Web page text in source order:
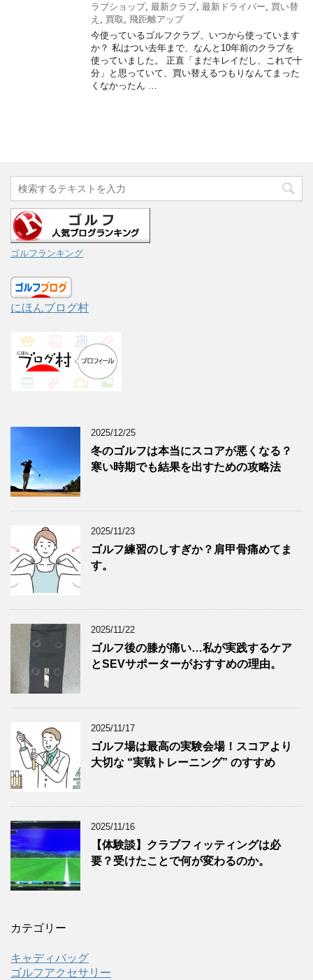
ラブショップ, 最新クラブ 最新ドライバー
買い替
え
買取
飛距離アップ
今使っているゴルフクラブ、いつから使っています
か？ 私はつい去年まで、なんと10年前のクラブを
使っていました。 正直「まだキレイだし、これで十
分」と思っていて、買い替えるつもりなんてまった
くなかったん …
ゴルフランキング
にほんブログ村
2025/12/25
冬のゴルフは本当にスコアが悪くなる？
寒い時期でも結果を出すための攻略法
2025/11/23
ゴルフ練習のしすぎか？肩甲骨痛めてま
す。
2025/11/22
ゴルフ後の膝が痛い…私が実践するケア
とSEVサポーターがおすすめの理由。
2025/11/17
ゴルフ場は最高の実験会場！スコアより
大切な “実戦トレーニング” のすすめ
2025/11/16
【体験談】クラブフィッティングは必
要？受けたことで何が変わるのか。
カテゴリー
キャディバッグ
ゴルフアクセサリー